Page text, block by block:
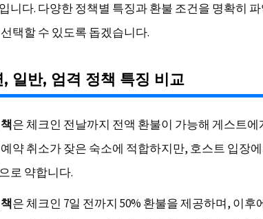
니다. 다양한 정책별 특징과 환불 조건을 명확히
택할 수 있도록 돕겠습니다.
, 일반, 엄격 정책 특징 비교
은 체크인 전날까지 전액 환불이 가능해 게스트
약 취소가 잦은 숙소에 적합하지만, 호스트 입장
로 약합니다.
은 체크인 7일 전까지 50% 환불을 제공하며, 이후